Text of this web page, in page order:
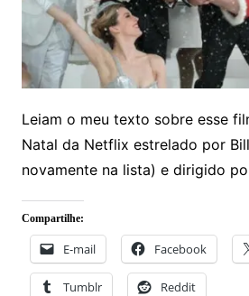
Leiam o meu texto sobre esse
Natal da Netflix estrelado por
novamente na lista) e dirigido
Compartilhe:
E-mail Facebook
Tumblr Reddit